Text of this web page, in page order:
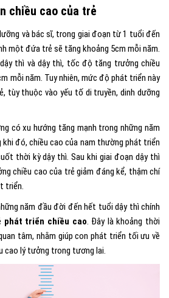
chiều cao của trẻ
và bác sĩ, trong giai đoạn từ 1 tuổi đến
một đứa trẻ sẽ tăng khoảng 5cm mỗi năm.
thì và dậy thì, tốc độ tăng trưởng chiều
mỗi năm. Tuy nhiên, mức độ phát triển này
tùy thuộc vào yếu tố di truyền, dinh dưỡng
có xu hướng tăng mạnh trong những năm
đó, chiều cao của nam thường phát triển
thời kỳ dậy thì. Sau khi giai đoạn dậy thì
chiều cao của trẻ giảm đáng kể, thậm chí
triển.
năm đầu đời đến hết tuổi dậy thì chính
phát triển chiều cao. Đây là khoảng thời
tâm, nhằm giúp con phát triển tối ưu về
cao lý tưởng trong tương lai.